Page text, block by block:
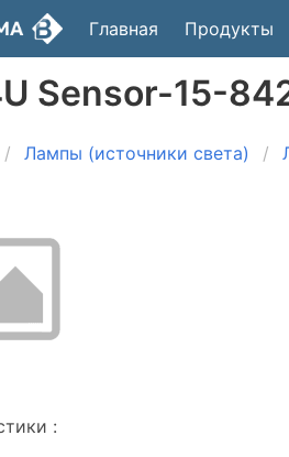
Главная Продукты
Sensor-15-
Лампы (источники света)
: